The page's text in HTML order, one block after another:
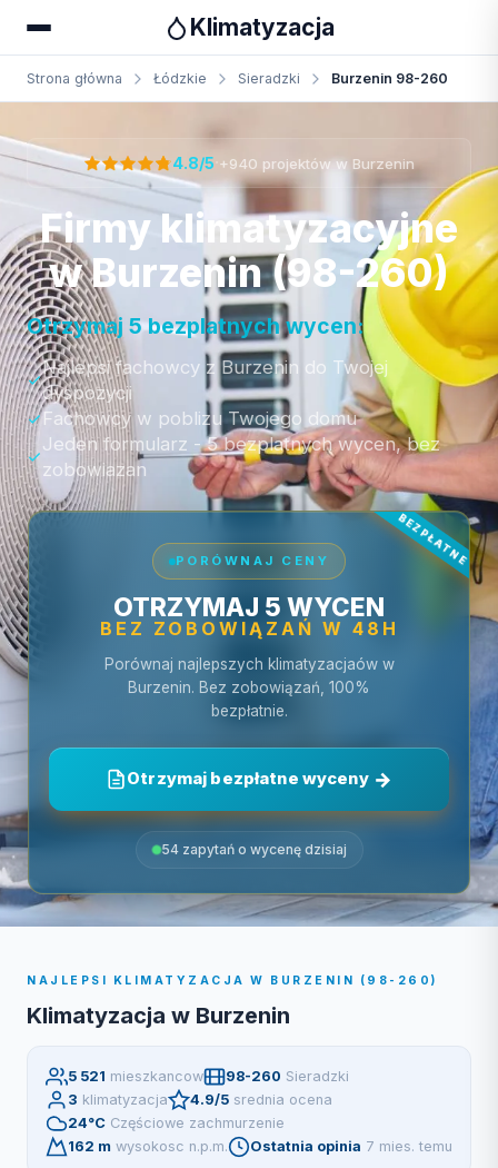
Klimatyzacja
Strona główna Łódzkie Sieradzki Burzenin 98-260
Otrzymaj bezpłatną wycenę
4.8/5 +940 projektów w Burzenin
Firmy klimatyzacyjne
w Burzenin (98-260)
Otrzymaj 5 bezplatnych wycen:
Najlepsi fachowcy z Burzenin do Twojej
dyspozycji
Fachowcy w poblizu Twojego domu
Jeden formularz - 5 bezplatnych wycen, bez
zobowiazan
PORÓWNAJ CENY
OTRZYMAJ 5 WYCEN
BEZ ZOBOWIĄZAŃ W 48H
Porównaj najlepszych klimatyzacjaów w
Burzenin. Bez zobowiązań, 100%
bezpłatnie.
Otrzymaj bezpłatne wyceny
54 zapytań o wycenę dzisiaj
NAJLEPSI KLIMATYZACJA W BURZENIN (98-260)
Klimatyzacja w Burzenin
5 521 mieszkancow 98-260 Sieradzki
3 klimatyzacja 4.9/5 srednia ocena
24°C Częściowe zachmurzenie
162 m wysokosc n.p.m. Ostatnia opinia 7 mies. temu